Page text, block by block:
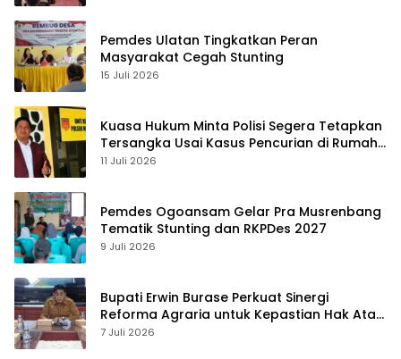
Pemdes Ulatan Tingkatkan Peran
Masyarakat Cegah Stunting
15 Juli 2026
Kuasa Hukum Minta Polisi Segera Tetapkan
Tersangka Usai Kasus Pencurian di Rumah
Anggota Dewan Bantul di Sigi Naik
11 Juli 2026
Pemdes Ogoansam Gelar Pra Musrenbang
Tematik Stunting dan RKPDes 2027
9 Juli 2026
Bupati Erwin Burase Perkuat Sinergi
Reforma Agraria untuk Kepastian Hak Atas
Tanah bagi Masyarakat
7 Juli 2026